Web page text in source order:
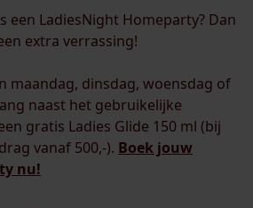
een LadiesNight Homeparty? Dan
extra verrassing!
maandag, dinsdag, woensdag of
naast het gebruikelijke
gratis Ladies Glide 150 ml (bij
vanaf 500,-). Boek jouw
nu!